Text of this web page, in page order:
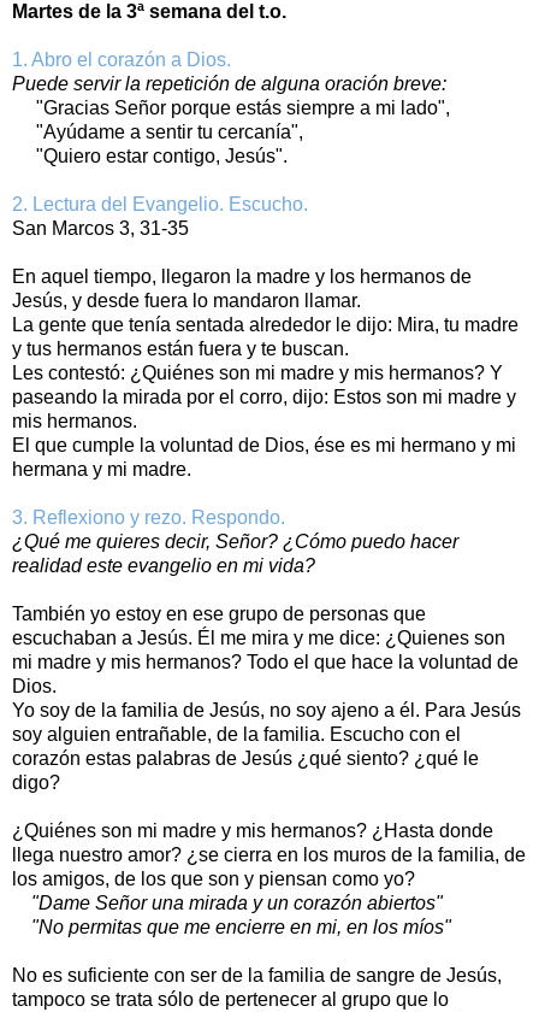
Martes de la 3ª semana del t.o.
1. Abro el corazón a Dios.
Puede servir la repetición de alguna oración breve:
"Gracias Señor porque estás siempre a mi lado",
"Ayúdame a sentir tu cercanía",
"Quiero estar contigo, Jesús".
2. Lectura del Evangelio. Escucho.
San Marcos 3, 31-35
En aquel tiempo, llegaron la madre y los hermanos de
Jesús, y desde fuera lo mandaron llamar.
La gente que tenía sentada alrededor le dijo: Mira, tu madre
y tus hermanos están fuera y te buscan.
Les contestó: ¿Quiénes son mi madre y mis hermanos? Y
paseando la mirada por el corro, dijo: Estos son mi madre y
mis hermanos.
El que cumple la voluntad de Dios, ése es mi hermano y mi
hermana y mi madre.
3. Reflexiono y rezo. Respondo.
¿Qué me quieres decir, Señor? ¿Cómo puedo hacer
realidad este evangelio en mi vida?
También yo estoy en ese grupo de personas que
escuchaban a Jesús. Él me mira y me dice: ¿Quienes son
mi madre y mis hermanos? Todo el que hace la voluntad de
Dios.
Yo soy de la familia de Jesús, no soy ajeno a él. Para Jesús
soy alguien entrañable, de la familia. Escucho con el
corazón estas palabras de Jesús ¿qué siento? ¿qué le
digo?
¿Quiénes son mi madre y mis hermanos? ¿Hasta donde
llega nuestro amor? ¿se cierra en los muros de la familia, de
los amigos, de los que son y piensan como yo?
"Dame Señor una mirada y un corazón abiertos"
"No permitas que me encierre en mi, en los míos"
No es suficiente con ser de la familia de sangre de Jesús,
tampoco se trata sólo de pertenecer al grupo que lo